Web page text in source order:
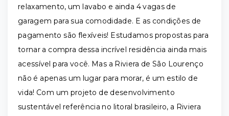
relaxamento, um lavabo e ainda 4 vagas de
garagem para sua comodidade. E as condições de
pagamento são flexíveis! Estudamos propostas para
tornar a compra dessa incrível residência ainda mais
acessível para você. Mas a Riviera de São Lourenço
não é apenas um lugar para morar, é um estilo de
vida! Com um projeto de desenvolvimento
sustentável referência no litoral brasileiro, a Riviera